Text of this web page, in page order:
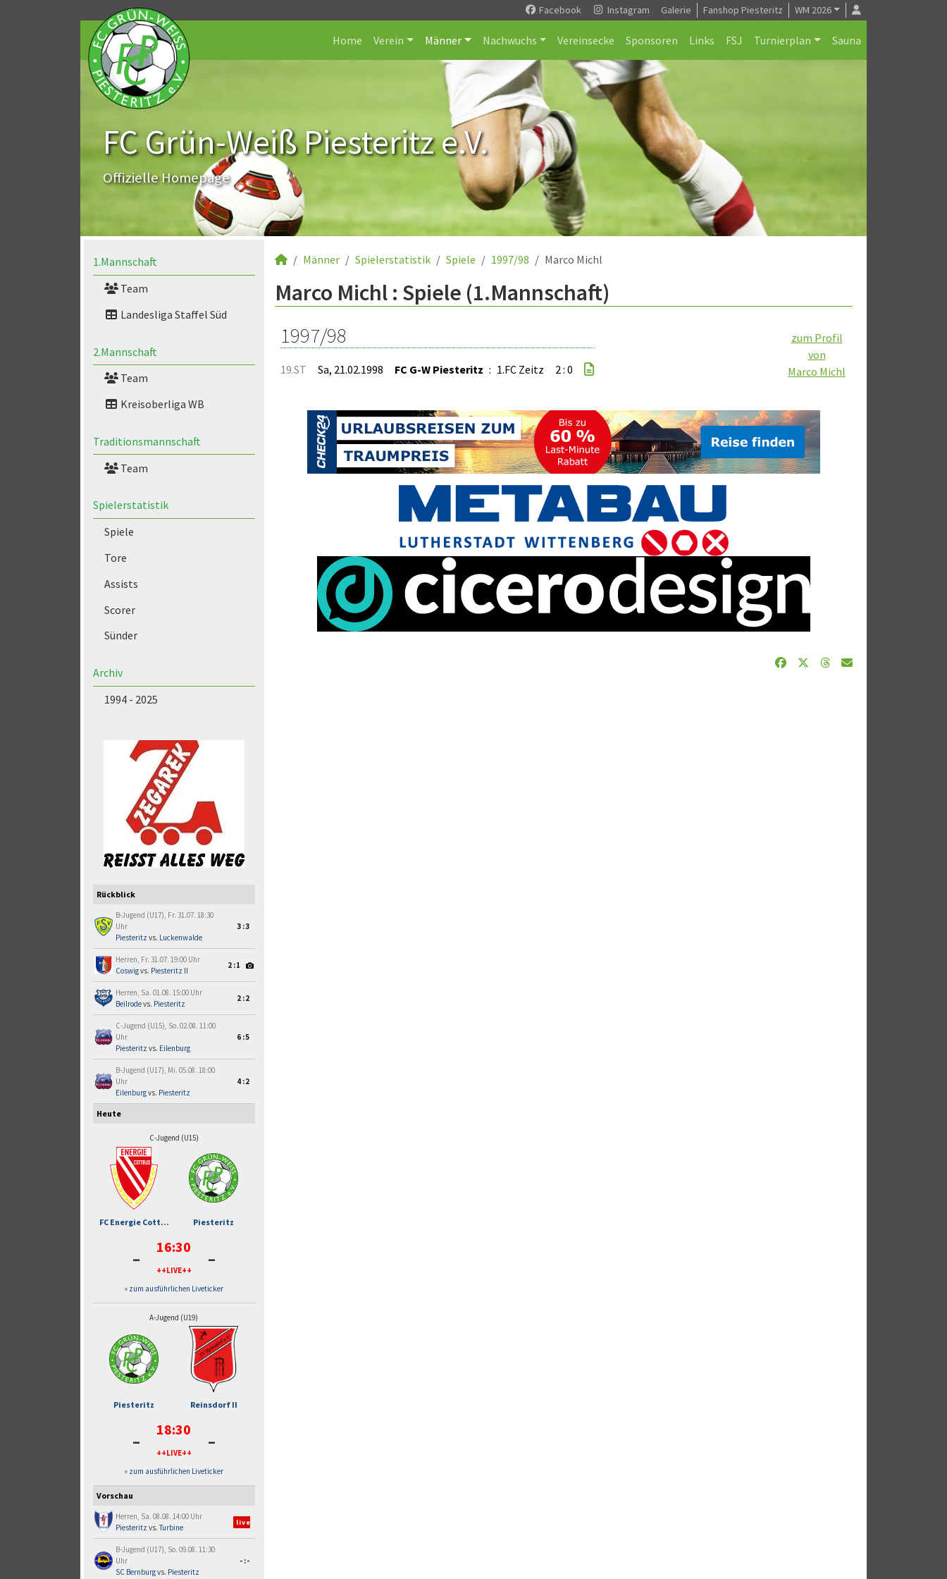
Facebook Instagram Galerie Fanshop Piesteritz WM 2026
Home Verein Männer Nachwuchs Vereinsecke Sponsoren Links FSJ Turnierplan Sauna
FC Grün-Weiß Piesteritz e.V.
Offizielle Homepage
1.Mannschaft
Team
Landesliga Staffel Süd
2.Mannschaft
Team
Kreisoberliga WB
Traditionsmannschaft
Team
Spielerstatistik
Spiele
Tore
Assists
Scorer
Sünder
Archiv
1994 - 2025
Rückblick
B-Jugend (U17), Fr. 31.07. 18:30
Uhr
Piesteritz vs. Luckenwalde
3:3
Herren, Fr. 31.07. 19:00 Uhr
Coswigvs. Piesteritz II
2:1
Herren, Sa. 01.08. 15:00 Uhr
Beilrodevs. Piesteritz
2:2
C-Jugend (U15), So. 02.08. 11:00
Uhr
Piesteritz vs. Eilenburg
6:5
B-Jugend (U17), Mi. 05.08. 18:00
Uhr
Eilenburgvs. Piesteritz
4:2
Heute
C-Jugend (U15)
FC Energie Cott... Piesteritz
- 16:30
++LIVE++ -
» zum ausführlichen Liveticker
A-Jugend (U19)
Piesteritz Reinsdorf II
- 18:30
++LIVE++ -
» zum ausführlichen Liveticker
Vorschau
Herren, Sa. 08.08. 14:00 Uhr
Piesteritz vs.Turbine
live
B-Jugend (U17), So. 09.08. 11:30
Uhr
SC Bernburgvs. Piesteritz
-:-
Männer Spielerstatistik Spiele 1997/98 Marco Michl
Marco Michl : Spiele (1.Mannschaft)
zum Profil
von
Marco Michl
1997/98
19.ST Sa, 21.02.1998 FC G-W Piesteritz : 1.FC Zeitz 2 : 0